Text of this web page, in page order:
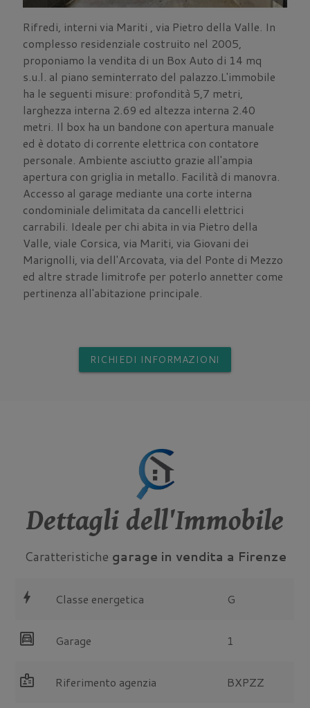
Rifredi, interni via Mariti , via Pietro della Valle. In
complesso residenziale costruito nel 2005,
proponiamo la vendita di un Box Auto di 14 mq
s.u.l. al piano seminterrato del palazzo.L'immobile
ha le seguenti misure: profondità 5,7 metri,
larghezza interna 2.69 ed altezza interna 2.40
metri. Il box ha un bandone con apertura manuale
ed è dotato di corrente elettrica con contatore
personale. Ambiente asciutto grazie all'ampia
apertura con griglia in metallo. Facilità di manovra.
Accesso al garage mediante una corte interna
condominiale delimitata da cancelli elettrici
carrabili. Ideale per chi abita in via Pietro della
Valle, viale Corsica, via Mariti, via Giovani dei
Marignolli, via dell'Arcovata, via del Ponte di Mezzo
ed altre strade limitrofe per poterlo annetter come
pertinenza all'abitazione principale.
RICHIEDI INFORMAZIONI
Dettagli dell'Immobile
Caratteristiche garage in vendita a Firenze
bolt Classe energetica G
garage Garage 1
badge Riferimento agenzia BXPZZ